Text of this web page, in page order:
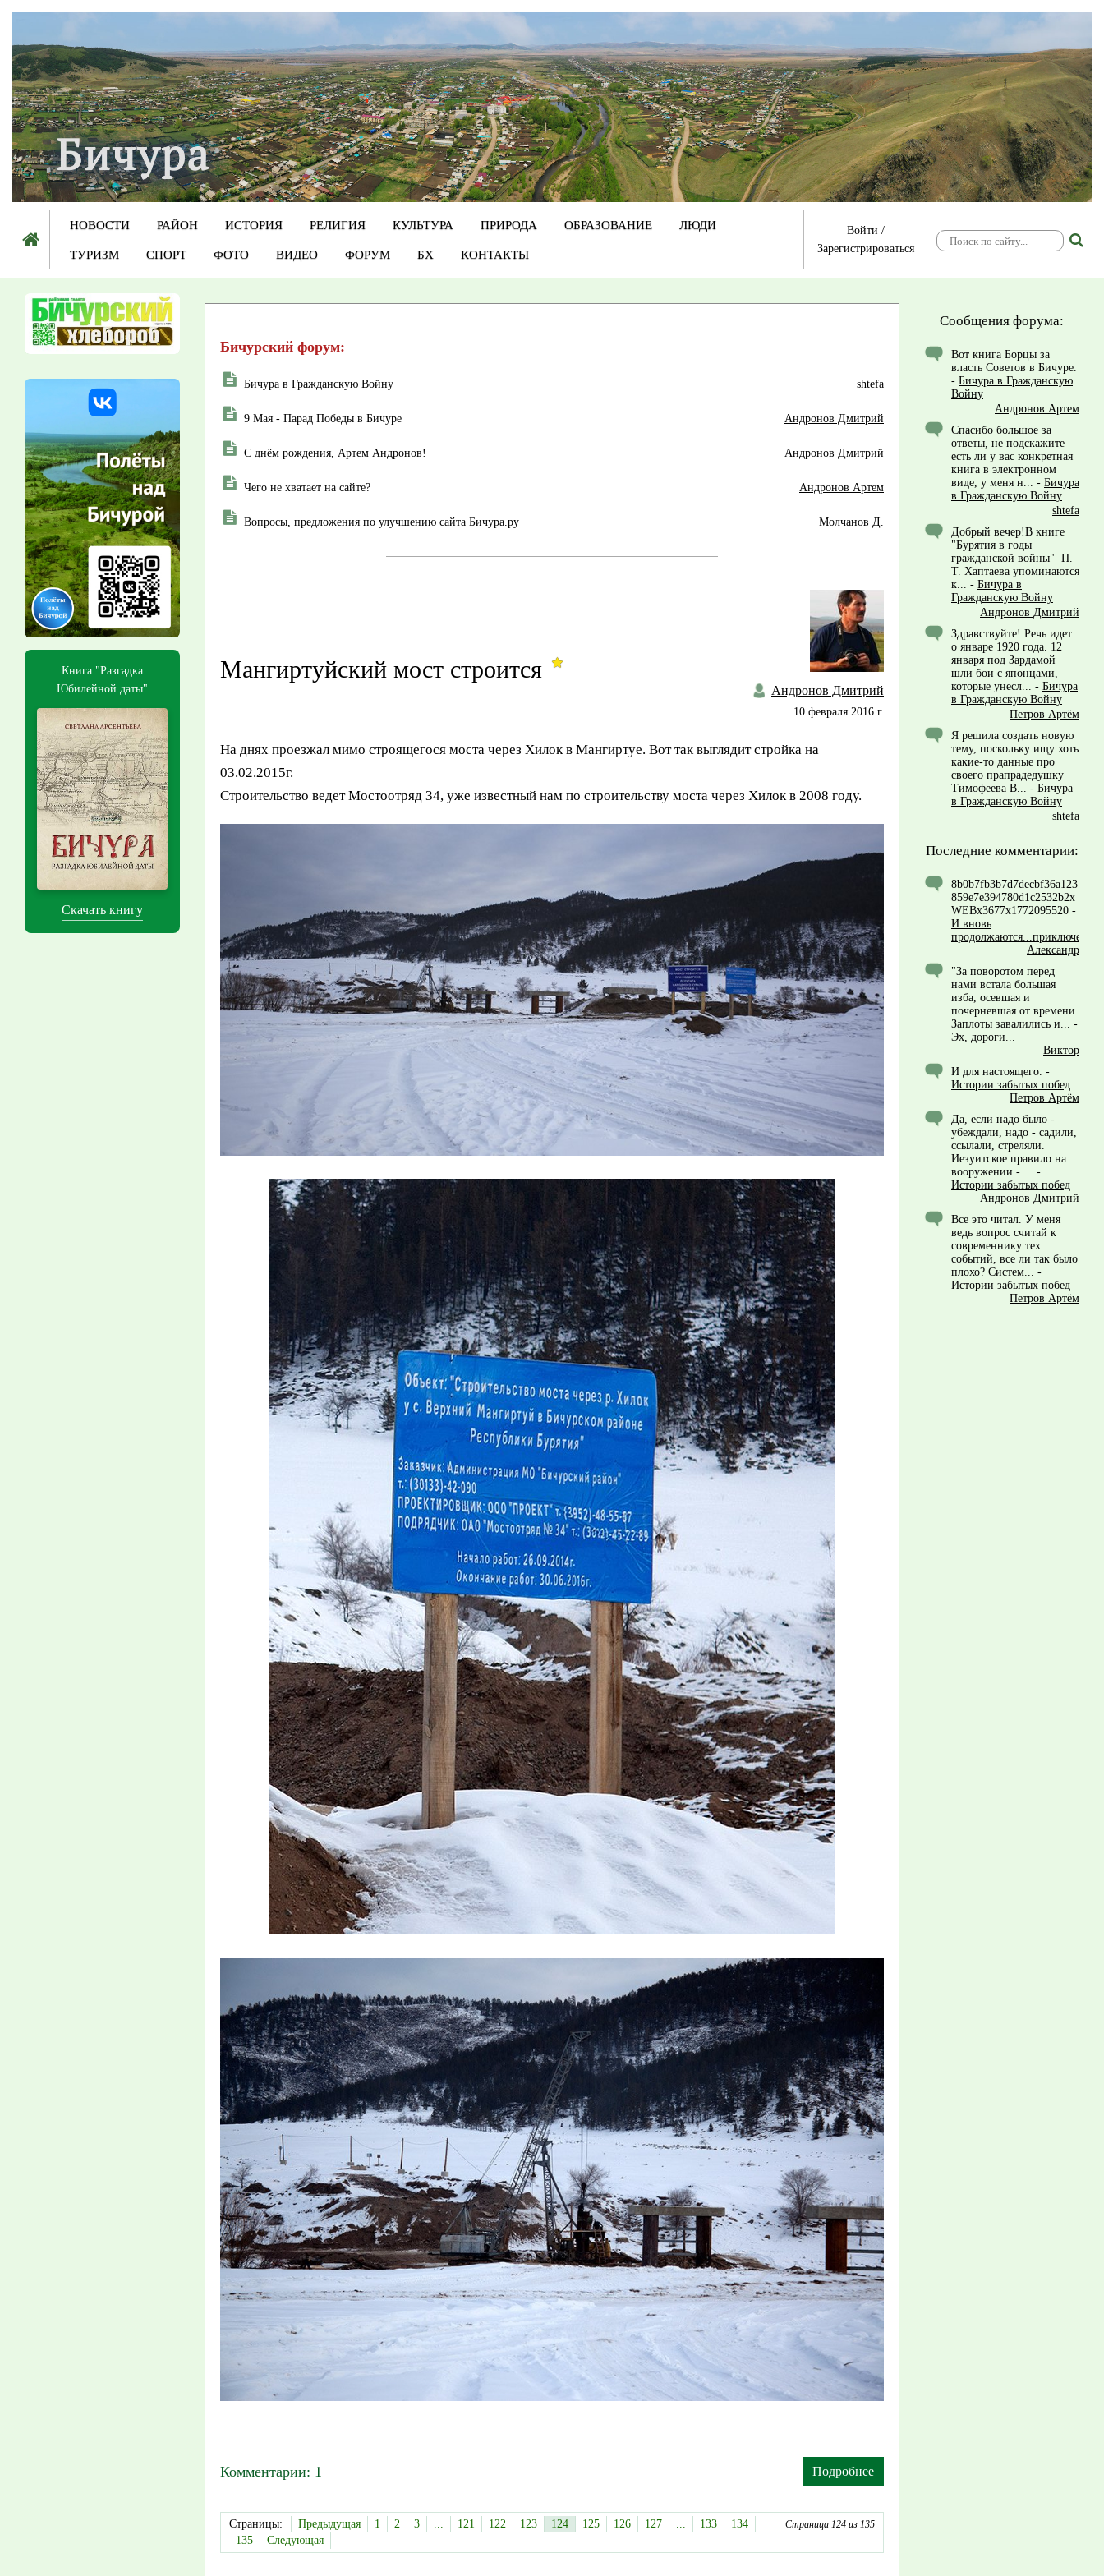
НОВОСТИ РАЙОН ИСТОРИЯ РЕЛИГИЯ КУЛЬТУРА ПРИРОДА ОБРАЗОВАНИЕ ЛЮДИ
ТУРИЗМ СПОРТ ФОТО ВИДЕО ФОРУМ БХ КОНТАКТЫ
Войти /
Зарегистрироваться
Книга "Разгадка
Юбилейной даты"
Скачать книгу
Бичурский форум:
Бичура в Гражданскую Войну shtefa
9 Мая - Парад Победы в Бичуре Андронов Дмитрий
С днём рождения, Артем Андронов! Андронов Дмитрий
Чего не хватает на сайте? Андронов Артем
Вопросы, предложения по улучшению сайта Бичура.ру Молчанов Д.
Андронов Дмитрий
10 февраля 2016 г.
Мангиртуйский мост строится
На днях проезжал мимо строящегося моста через Хилок в Мангиртуе. Вот так выглядит стройка на
03.02.2015г.
Строительство ведет Мостоотряд 34, уже известный нам по строительству моста через Хилок в 2008 году.
Комментарии: 1 Подробнее
Страница 124 из 135
Страницы: Предыдущая 1 2 3 ... 121 122 123 124 125 126 127 ... 133
134
135
Следующая
Сообщения форума:
Вот книга Борцы за
власть Советов в Бичуре.
- Бичура в Гражданскую
Войну
Андронов Артем
Спасибо большое за
ответы, не подскажите
есть ли у вас конкретная
книга в электронном
виде, у меня н... - Бичура
в Гражданскую Войну
shtefa
Добрый вечер!В книге
"Бурятия в годы
гражданской войны" П.
Т. Хаптаева упоминаются
к... - Бичура в
Гражданскую Войну
Андронов Дмитрий
Здравствуйте! Речь идет
о январе 1920 года. 12
января под Зардамой
шли бои с японцами,
которые унесл... - Бичура
в Гражданскую Войну
Петров Артём
Я решила создать новую
тему, поскольку ищу хоть
какие-то данные про
своего прапрадедушку
Тимофеева В... - Бичура
в Гражданскую Войну
shtefa
Последние комментарии:
8b0b7fb3b7d7decbf36a123
859e7e394780d1c2532b2x
WEBx3677x1772095520 -
И вновь
продолжаются...приключения!
Александр
"За поворотом перед
нами встала большая
изба, осевшая и
почерневшая от времени.
Заплоты завалились и... -
Эх, дороги...
Виктор
И для настоящего. -
Истории забытых побед
Петров Артём
Да, если надо было -
убеждали, надо - садили,
ссылали, стреляли.
Иезуитское правило на
вооружении - ... -
Истории забытых побед
Андронов Дмитрий
Все это читал. У меня
ведь вопрос считай к
современнику тех
событий, все ли так было
плохо? Систем... -
Истории забытых побед
Петров Артём